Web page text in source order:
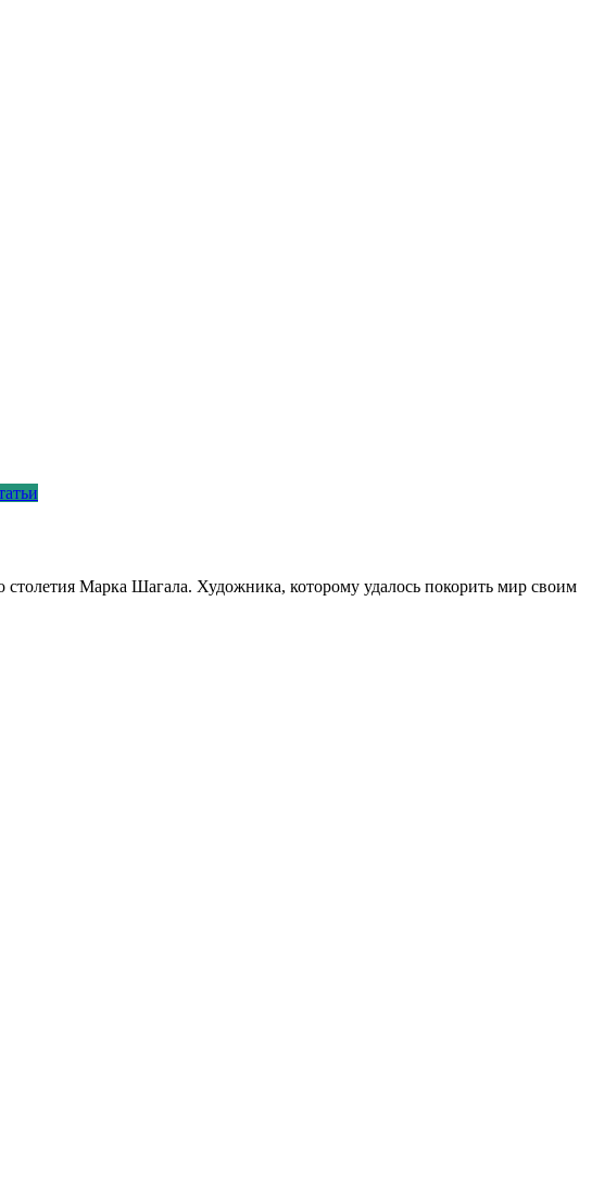
Марка Шагала. Художника, которому удалось покорить мир своим